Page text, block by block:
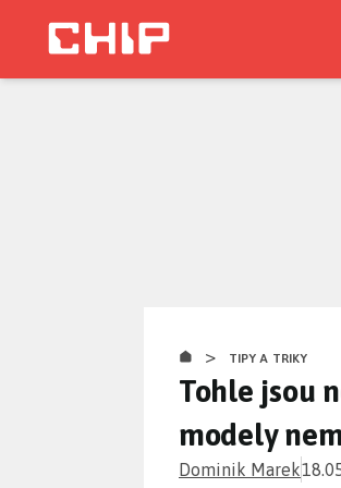
> TIPY A TRIKY
Tohle jsou
modely
Dominik Marek